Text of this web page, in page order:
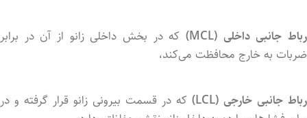
رباط جانبیداخلی (MCL) کهدر بخش داخلیزانو از آندر برابر
ضربات بهخارج محافظت می‌کند،
رباط جانبی خارجی (LCL) که در قسمت بیرونی زانو قرار گرفته و در